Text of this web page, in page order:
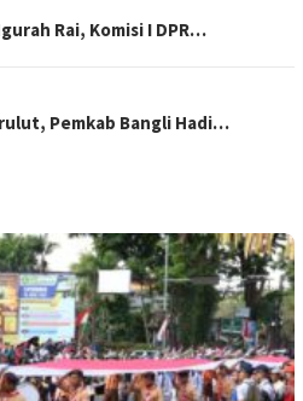
Rai, Komisi I DPR…
Pemkab Bangli Hadi…